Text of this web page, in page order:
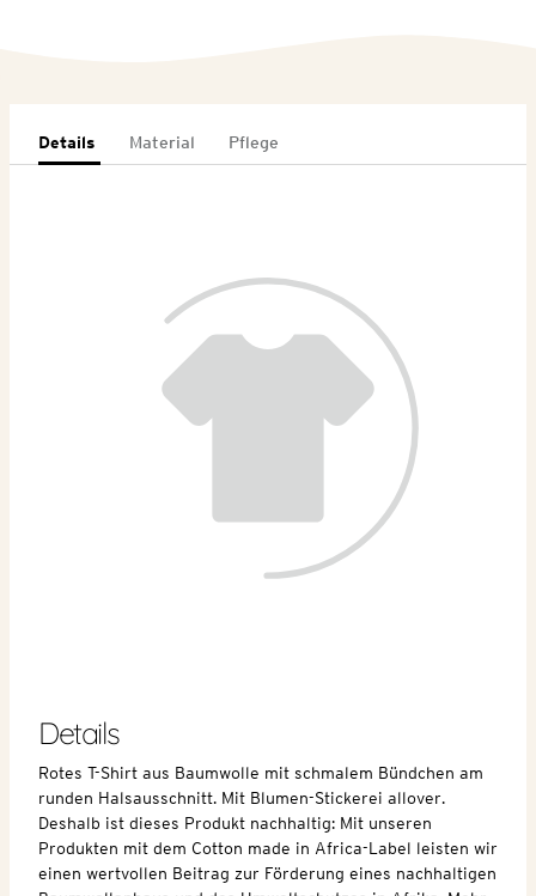
Details Material Pflege
Details
Rotes T-Shirt aus Baumwolle mit schmalem Bündchen am
runden Halsausschnitt. Mit Blumen-Stickerei allover.
Deshalb ist dieses Produkt nachhaltig: Mit unseren
Produkten mit dem Cotton made in Africa-Label leisten wir
einen wertvollen Beitrag zur Förderung eines nachhaltigen